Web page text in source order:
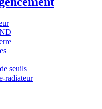
seuils
radiateur